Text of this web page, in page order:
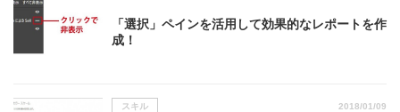
「選択」ペインを活用して効果的なレポートを作
成！
スキル 2018/01/09